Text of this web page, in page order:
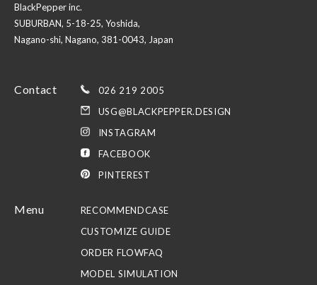
BlackPepper inc.
SUBURBAN, 5-18-25, Yoshida,
Nagano-shi, Nagano, 381-0043, Japan
Contact
026 219 2005
USG@BLACKPEPPER.DESIGN
INSTAGRAM
FACEBOOK
PINTEREST
Menu RECOMMENDCASE
CUSTOMIZE GUIDE
ORDER FLOWFAQ
MODEL SIMULATION